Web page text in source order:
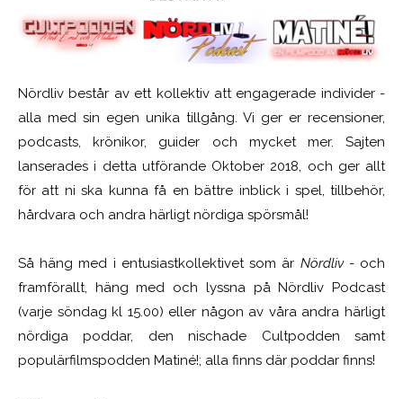
Nördliv består av ett kollektiv att engagerade individer -
alla med sin egen unika tillgång. Vi ger er recensioner,
podcasts, krönikor, guider och mycket mer. Sajten
lanserades i detta utförande Oktober 2018, och ger allt
för att ni ska kunna få en bättre inblick i spel, tillbehör,
hårdvara och andra härligt nördiga spörsmål!
Så häng med i entusiastkollektivet som är Nördliv- och
framförallt, häng med och lyssna på Nördliv Podcast
(varje söndag kl 15.00) eller någon av våra andra härligt
nördiga poddar, den nischade Cultpodden samt
populärfilmspodden Matiné!; alla finns där poddar finns!